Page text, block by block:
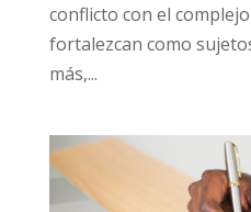
conflicto con el
fortalezcan como
más,...